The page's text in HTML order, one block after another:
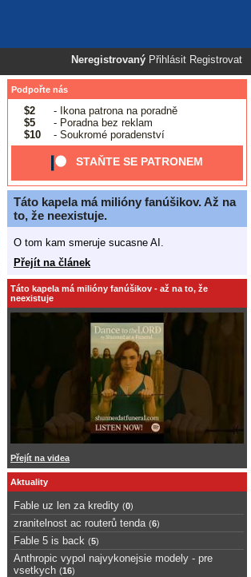
Neregistrovaný Přihlásit Registrovat
Podpořte nás
$2
- Ikona patrona na poradně
$5
- Poradna bez reklam
$10
- Soukromé poradenství
STAŇTE SE PATRONEM
Táto kapela má milióny fanúšikov. Až na
to, že neexistuje.
O tom kam smeruje sucasne AI.
Přejít na článek
Táto kapela má milióny fanúšikov - až na to, že
neexistuje
Přejít na videa
Aktuality
Fable uz len za kredity (0)
zranitelnost ac routerů tenda (6)
Fable 5 is back (5)
Anthropic vypol najvykonejsie modely - pre
vsetkych (16)